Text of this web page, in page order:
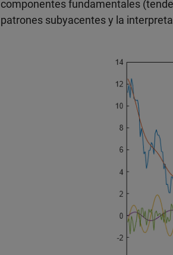
componentes fundamentales
patrones subyacentes y la